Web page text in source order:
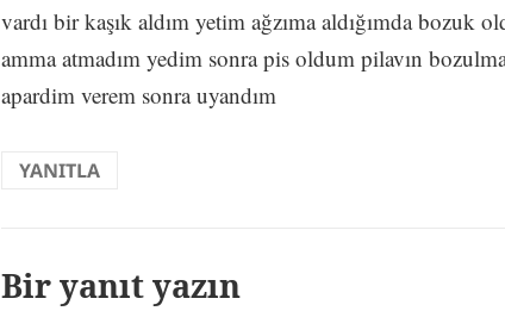
vardı bir kaşık aldım yetim ağzıma aldığımda bozuk
amma atmadım yedim sonra pis oldum pilavın
apardim verem sonra uyandım
YANITLA
Bir yanıt yazın